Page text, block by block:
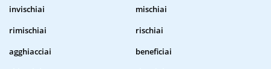
invischiai
mischiai
rimischiai
rischiai
agghiacciai
beneficiai